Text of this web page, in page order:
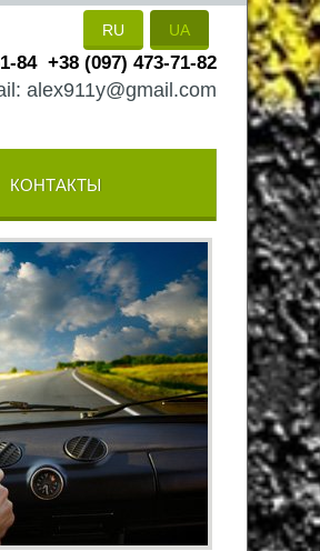
RU UA
84 +38 (097) 473-71-82
alex911y@gmail.com
КОНТАКТЫ